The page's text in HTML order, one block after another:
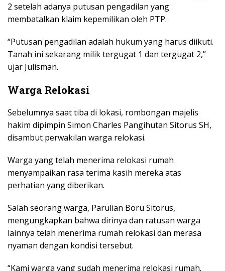
2 setelah adanya putusan pengadilan yang
membatalkan klaim kepemilikan oleh PTP.
“Putusan pengadilan adalah hukum yang harus diikuti.
Tanah ini sekarang milik tergugat 1 dan tergugat 2,”
ujar Julisman.
Warga Relokasi
Sebelumnya saat tiba di lokasi, rombongan majelis
hakim dipimpin Simon Charles Pangihutan Sitorus SH,
disambut perwakilan warga relokasi.
Warga yang telah menerima relokasi rumah
menyampaikan rasa terima kasih mereka atas
perhatian yang diberikan.
Salah seorang warga, Parulian Boru Sitorus,
mengungkapkan bahwa dirinya dan ratusan warga
lainnya telah menerima rumah relokasi dan merasa
nyaman dengan kondisi tersebut.
“Kami warga yang sudah menerima relokasi rumah.